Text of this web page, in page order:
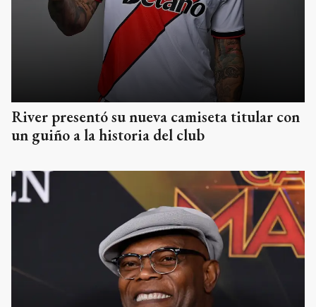
River presentó su nueva camiseta titular con
un guiño a la historia del club